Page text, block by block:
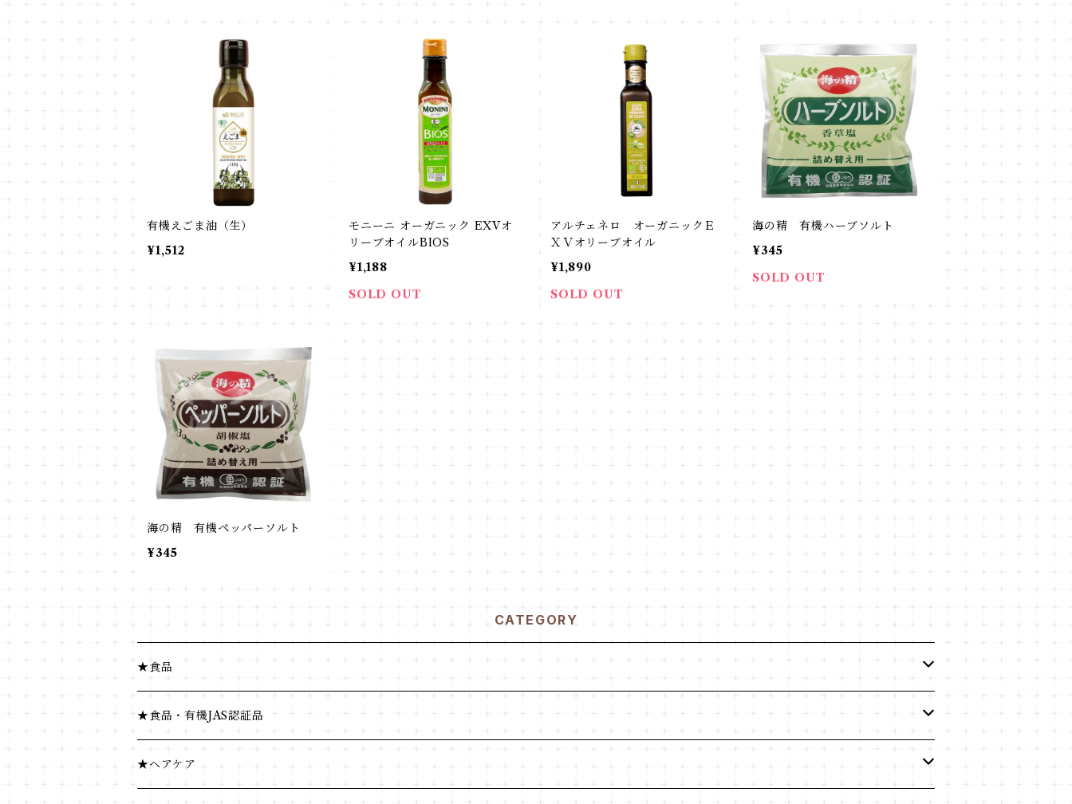
有機えごま油（生）
¥1,512
モニーニ オーガニック EXVオ
リーブオイルBIOS
¥1,188
SOLD OUT
アルチェネロ オーガニックＥ
ＸＶオリーブオイル
¥1,890
SOLD OUT
海の精 有機ハーブソルト
¥345
SOLD OUT
海の精 有機ペッパーソルト
¥345
CATEGORY
★食品
健康食品
米・小麦・シリアル
★食品・有機JAS認証品
健康食品
★ヘアケア